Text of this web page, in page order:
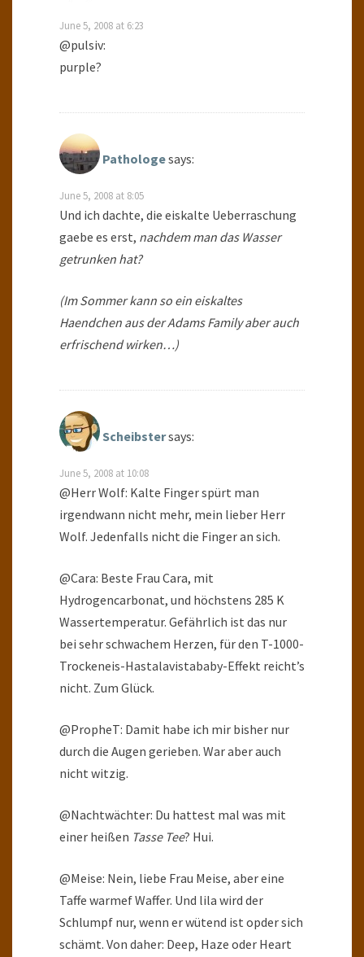
June 5, 2008 at 6:23
@pulsiv:
purple?
Pathologesays:
June 5, 2008 at 8:05
Und ich dachte, die eiskalte Ueberraschung
gaebe es erst, nachdemman das Wasser
getrunken hat?
(Im Sommer kann so ein eiskaltes
Haendchen aus der Adams Family aber auch
erfrischend wirken…)
Scheibstersays:
June 5, 2008 at 10:08
@Herr Wolf: Kalte Finger spürt man
irgendwann nicht mehr, mein lieber Herr
Wolf. Jedenfalls nicht die Finger an sich.
@Cara: Beste Frau Cara, mit
Hydrogencarbonat, und höchstens 285 K
Wassertemperatur. Gefährlich ist das nur
bei sehr schwachem Herzen, für den T-1000-
Trockeneis-Hastalavistababy-Effekt reicht’s
nicht. Zum Glück.
@PropheT: Damit habe ich mir bisher nur
durch die Augen gerieben. War aber auch
nicht witzig.
@Nachtwächter: Du hattest mal was mit
einer heißen Tasse Tee? Hui.
@Meise: Nein, liebe Frau Meise, aber eine
Taffe warmef Waffer. Und lila wird der
Schlumpf nur, wenn er wütend ist opder sich
schämt. Von daher: Deep, Haze oder Heart